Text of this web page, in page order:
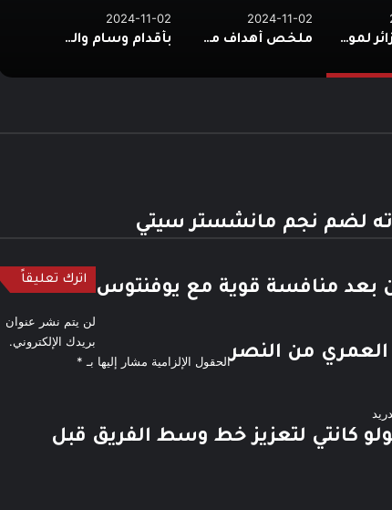
قائمة الجزائر لمواجهة غينيا الاستوائية وليبريا في تصفيات أمم إفريقيا
2024-11-02
ملخص أهداف مباراة الأهلي وسيراميكا كليوباترا في دوري نايل
2024-11-02
بأقدام وسام والشحات.. الأهلي يكتسح سيراميكا كليوباترا بخماسية في دوري نايل
لضم نجم مانشستر سيتي
بعد منافسة قوية مع يوفنتوس
العمري من النصر
كانتي لتعزيز خط وسط الفريق قبل
اترك تعليقاً
لن يتم نشر عنوان
بريدك الإلكتروني.
الحقول الإلزامية مشار إليها بـ *